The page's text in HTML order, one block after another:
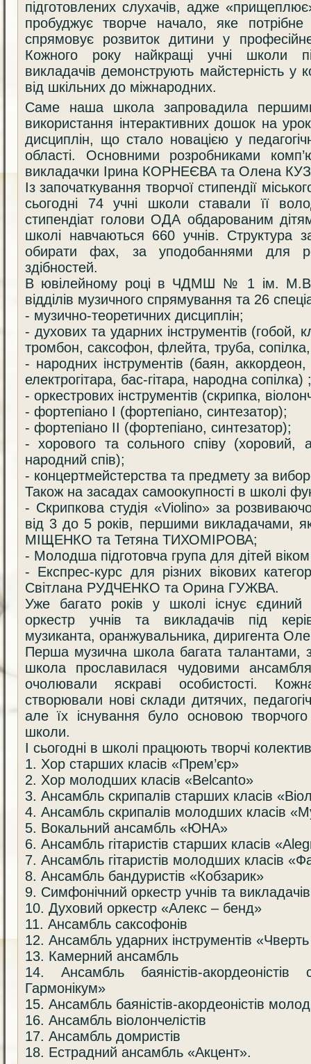
підготовлених слухачів, адже
пробуджує творче начало, яке потрібне
спрямовує розвиток дитини у
Кожного року найкращі учні школи
викладачів демонструють майстерність у
від шкільних до міжнародних.
Саме наша школа запровадила першими
використання інтерактивних дошок на
дисциплін, що стало новацією у
області. Основними розробниками
викладачки Ірина КОРНЕЄВА та Олена
Із започаткування творчої стипендії
сьогодні 74 учні школи ставали її
стипендіат голови ОДА обдарованим
школі навчаються 660 учнів. Структура
обирати фах, за уподобаннями для
здібностей.
В ювілейному році в ЧДМШ № 1 ім. М.В.
відділів музичного спрямування та 26
- музично-теоретичних дисциплін;
- духових та ударних інструментів (гобой,
тромбон, саксофон, флейта, труба,
- народних інструментів (баян,
електрогітара, бас-гітара, народна сопілка) ;
- оркестрових інструментів (скрипка,
- фортепіано І (фортепіано, синтезатор);
- фортепіано ІІ (фортепіано, синтезатор);
- хорового та сольного співу (хоровий,
народний спів);
- концертмейстерства та предмету за
Також на засадах самоокупності в школі
- Скрипкова студія «Violinо» за
від 3 до 5 років, першими викладачами,
МІЩЕНКО та Тетяна ТИХОМІРОВА;
- Молодша підготовча група для дітей
- Експрес-курс для різних вікових
Світлана РУДЧЕНКО та Орина ГУЖВА.
Уже багато років у школі існує єдиний
оркестр учнів та викладачів під
музиканта, оранжувальника, диригента
Перша музична школа багата талантами,
школа прославилася чудовими
очолювали яскраві особистості.
створювали нові склади дитячих,
але їх існування було основою
школи.
І сьогодні в школі працюють творчі
1. Хор старших класів «Прем’єр»
2. Хор молодших класів «Belcanto»
3. Ансамбль скрипалів старших класів
4. Ансамбль скрипалів молодших класів
5. Вокальний ансамбль «ЮНА»
6. Ансамбль гітаристів старших класів
7. Ансамбль гітаристів молодших класів
8. Ансамбль бандуристів «Кобзарик»
9. Симфонічний оркестр учнів та викладачів
10. Духовий оркестр «Алекс – бенд»
11. Ансамбль саксофонів
12. Ансамбль ударних інструментів
13. Камерний ансамбль
14. Ансамбль баяністів-
Гармонікум»
15. Ансамбль баяністів-акордеоністів
16. Ансамбль віолончелістів
17. Ансамбль домристів
18. Естрадний ансамбль «Акцент».